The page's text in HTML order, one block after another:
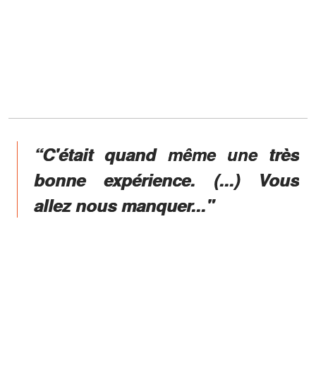
“C'était quand même une très
bonne expérience. (...) Vous
allez nous manquer..."